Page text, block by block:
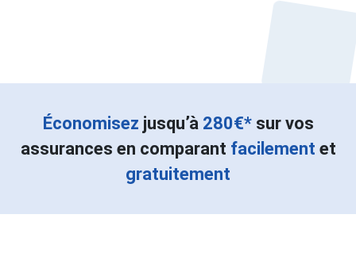
Économisez jusqu’à 280€*sur vos
assurances en comparant facilement et
gratuitement